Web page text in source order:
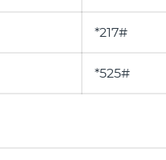
*217#
*525#